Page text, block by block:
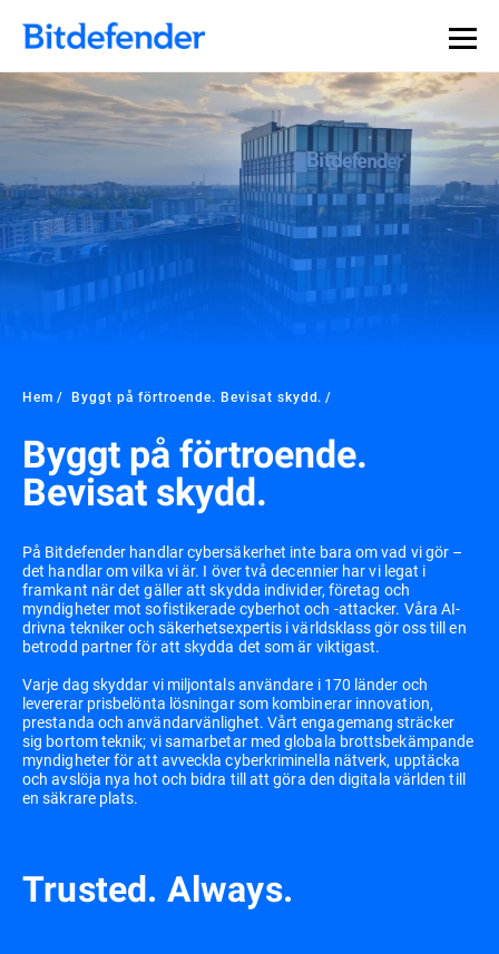
Hem Byggt på förtroende. Bevisat skydd.
Byggt på förtroende.
Bevisat skydd.
På Bitdefender handlar cybersäkerhet inte bara om vad vi gör –
det handlar om vilka vi är. I över två decennier har vi legat i
framkant när det gäller att skydda individer, företag och
myndigheter mot sofistikerade cyberhot och -attacker. Våra AI-
drivna tekniker och säkerhetsexpertis i världsklass gör oss till en
betrodd partner för att skydda det som är viktigast.
Varje dag skyddar vi miljontals användare i 170 länder och
levererar prisbelönta lösningar som kombinerar innovation,
prestanda och användarvänlighet. Vårt engagemang sträcker
sig bortom teknik; vi samarbetar med globala brottsbekämpande
myndigheter för att avveckla cyberkriminella nätverk, upptäcka
och avslöja nya hot och bidra till att göra den digitala världen till
en säkrare plats.
Trusted. Always.